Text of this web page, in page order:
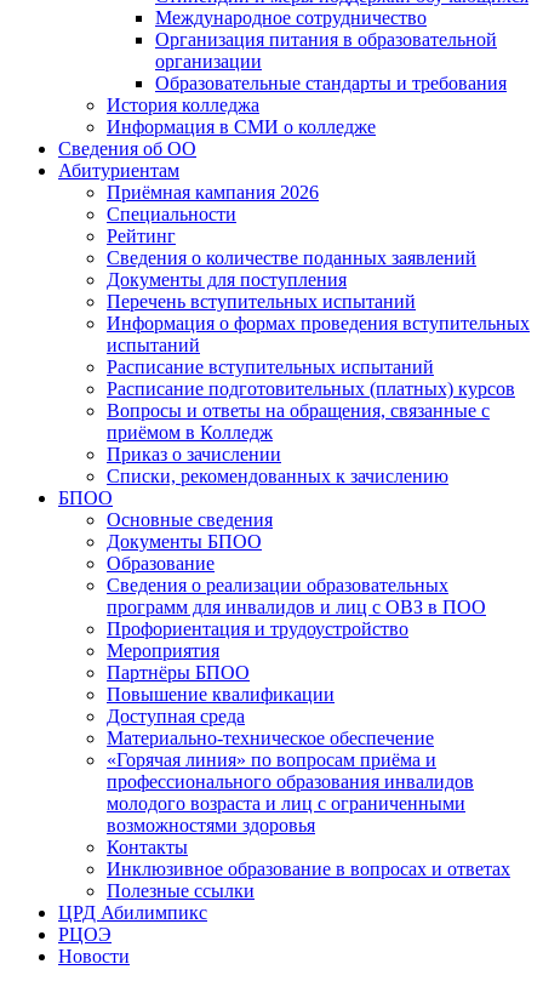
Международное сотрудничество
Организация питания в образовательной
организации
Образовательные стандарты и требования
История колледжа
Информация в СМИ о колледже
Сведения об ОО
Абитуриентам
Приёмная кампания 2026
Специальности
Рейтинг
Сведения о количестве поданных заявлений
Документы для поступления
Перечень вступительных испытаний
Информация о формах проведения вступительных
испытаний
Расписание вступительных испытаний
Расписание подготовительных (платных) курсов
Вопросы и ответы на обращения, связанные с
приёмом в Колледж
Приказ о зачислении
Списки, рекомендованных к зачислению
БПОО
Основные сведения
Документы БПОО
Образование
Сведения о реализации образовательных
программ для инвалидов и лиц с ОВЗ в ПОО
Профориентация и трудоустройство
Мероприятия
Партнёры БПОО
Повышение квалификации
Доступная среда
Материально-техническое обеспечение
«Горячая линия» по вопросам приёма и
профессионального образования инвалидов
молодого возраста и лиц с ограниченными
возможностями здоровья
Контакты
Инклюзивное образование в вопросах и ответах
Полезные ссылки
ЦРД Абилимпикс
РЦОЭ
Новости